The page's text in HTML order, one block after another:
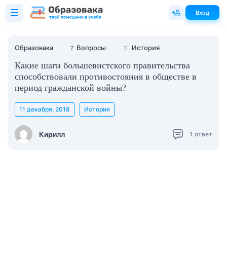
Образовака ❓ Вопросы 🏺 История
Какие шаги большевистского правительства
способствовали противостояния в обществе в
период гражданской войны?
Кирилл
11 декабря, 2018 История
1 ответ
Вход